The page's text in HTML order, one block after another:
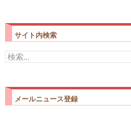
サイト内検索
検
索:
メールニュース登録